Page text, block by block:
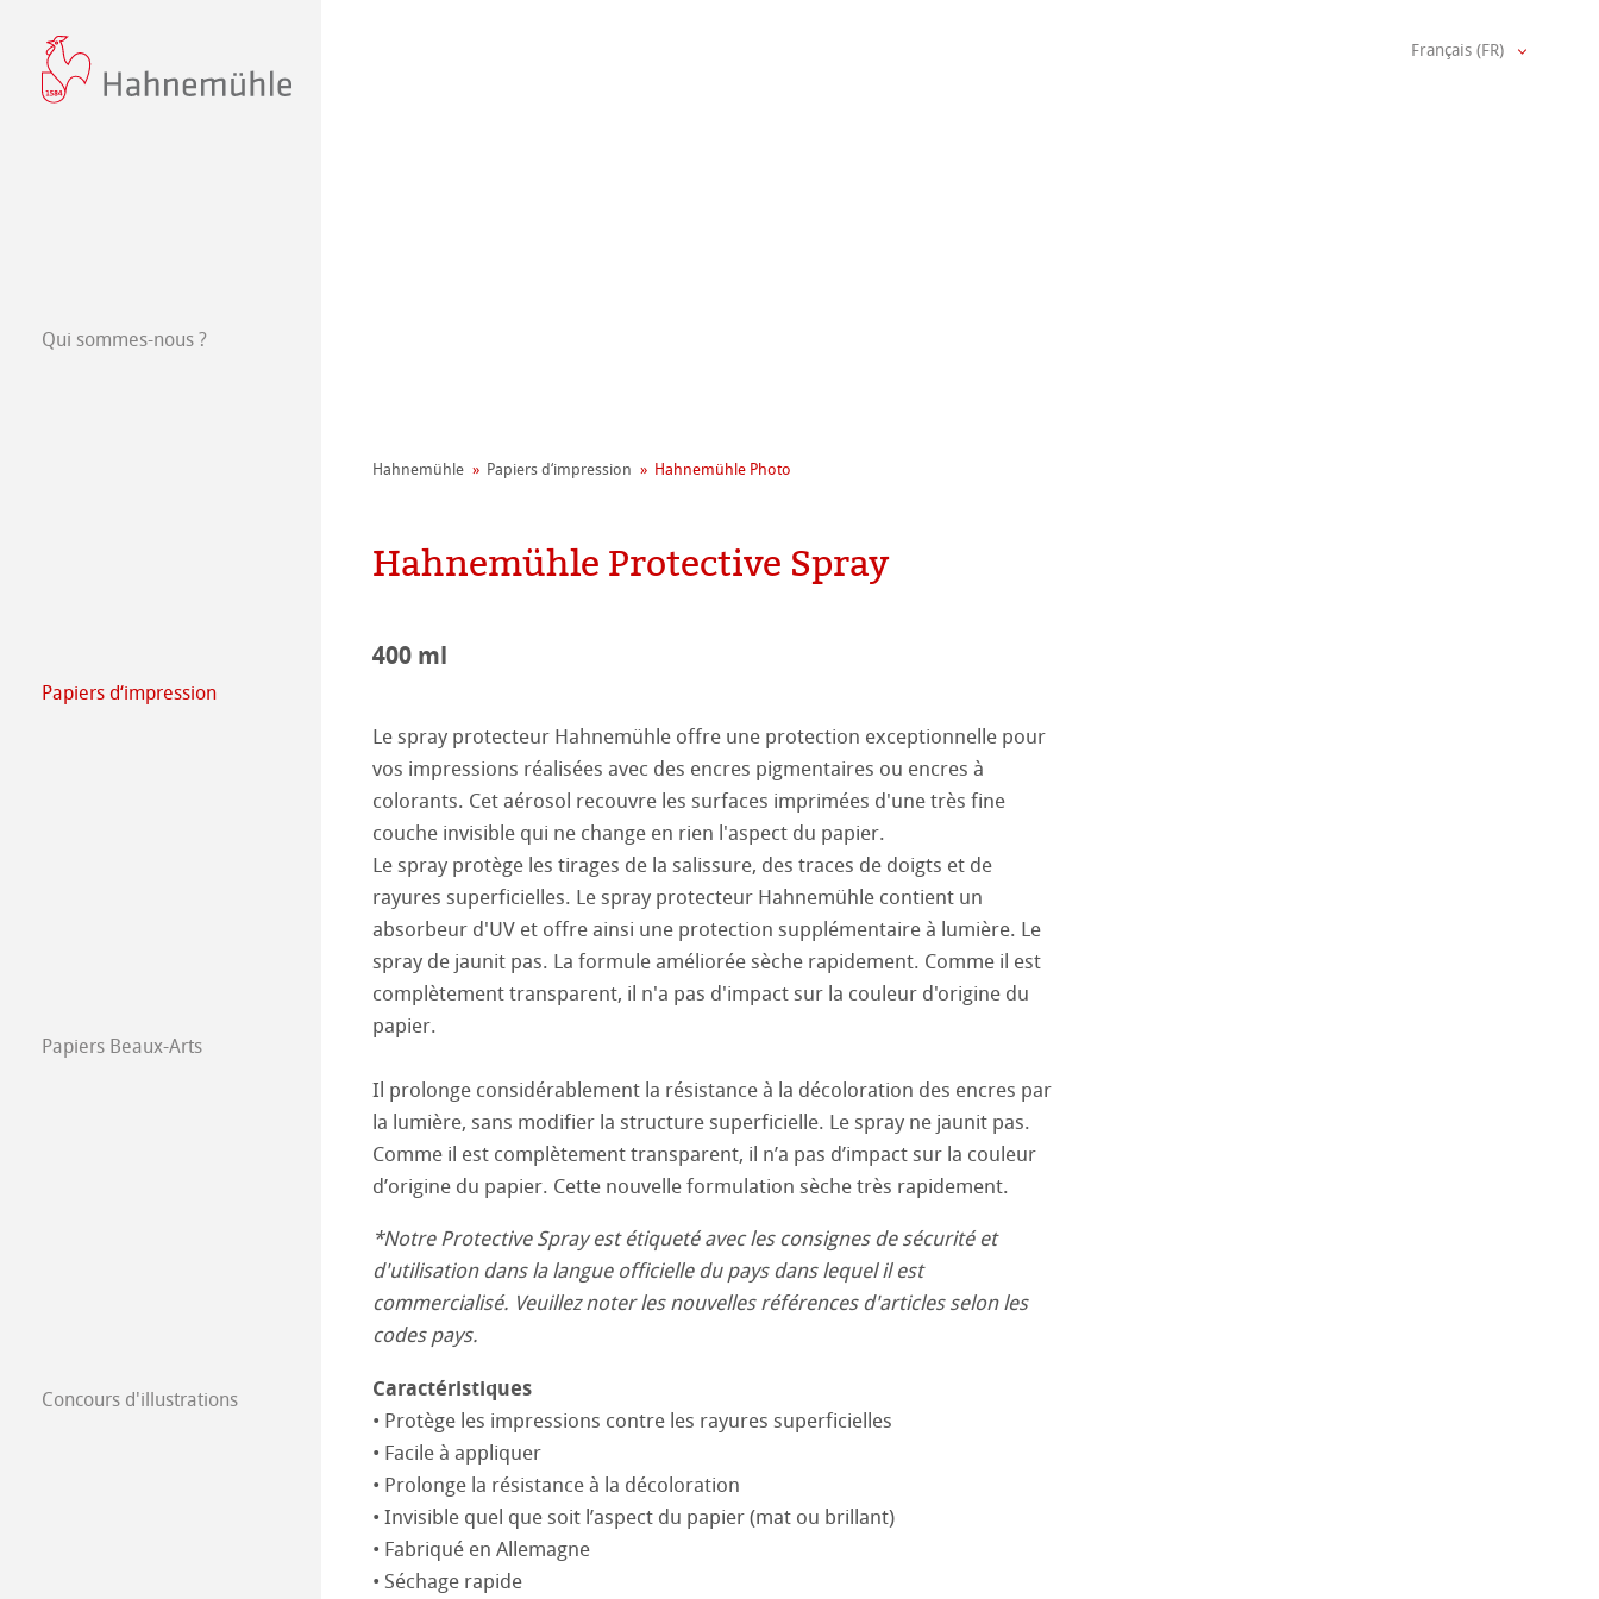
Qui sommes-nous ?
Durabilité
Manifeste environnemental
Press
Papiers d‘impression
Matt FineArt smooth
Matt FineArt textured
Glossy FineArt
Canvas FineArt
Hahnemühle Photo
ICC Profile
Téléchargez profils ICC
FAQ
Installation des profils
Imprimantes anciennes générations
Hahnemühle Excellence Program
Certified Studio
Contact
Album Jet d’encre & QT Albums
Album Jet d’encre en lin
QT Albums x Hahnemühle
Protéger et authentifier
Papiers Gravure
Studio & Decor
Foire aux Questions
Papiers Beaux-Arts
The Collection
The Collection - Watercolour
The Collection - Ingres Pastel
The Collection - Sketch
Natural Line
Papiers Aquarelle
Watercolour Books
The Collection
Aquarelle
Harmony & Expression Aquarelle
Esquisse et dessin au Crayon
Papiers Esquisse et Dessin
Huile et l'Acrylique
Graphisme
Papiers Gravure
Concours d'illustrations
Illustrations 2026
Illustrations 2025
Illustrations 2024
Français (FR)
Hahnemühle Papiers d‘impression Hahnemühle Photo
Hahnemühle Protective Spray
400 ml
Le spray protecteur Hahnemühle offre une protection exceptionnelle pour
vos impressions réalisées avec des encres pigmentaires ou encres à
colorants. Cet aérosol recouvre les surfaces imprimées d'une très fine
couche invisible qui ne change en rien l'aspect du papier.
Le spray protège les tirages de la salissure, des traces de doigts et de
rayures superficielles. Le spray protecteur Hahnemühle contient un
absorbeur d'UV et offre ainsi une protection supplémentaire à lumière. Le
spray de jaunit pas. La formule améliorée sèche rapidement. Comme il est
complètement transparent, il n'a pas d'impact sur la couleur d'origine du
papier.
Il prolonge considérablement la résistance à la décoloration des encres par
la lumière, sans modifier la structure superficielle. Le spray ne jaunit pas.
Comme il est complètement transparent, il n’a pas d’impact sur la couleur
d’origine du papier. Cette nouvelle formulation sèche très rapidement.
*Notre Protective Spray est étiqueté avec les consignes de sécurité et
d'utilisation dans la langue officielle du pays dans lequel il est
commercialisé. Veuillez noter les nouvelles références d'articles selon les
codes pays.
Caractéristiques
• Protège les impressions contre les rayures superficielles
• Facile à appliquer
• Prolonge la résistance à la décoloration
• Invisible quel que soit l’aspect du papier (mat ou brillant)
• Fabriqué en Allemagne
• Séchage rapide